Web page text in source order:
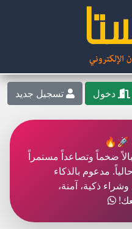
دخول تسجيل جديد
🚀🔥
ضخماً وتصاعداً مستمراً
مدعوم بالذكاء
ذكية، آمنة،